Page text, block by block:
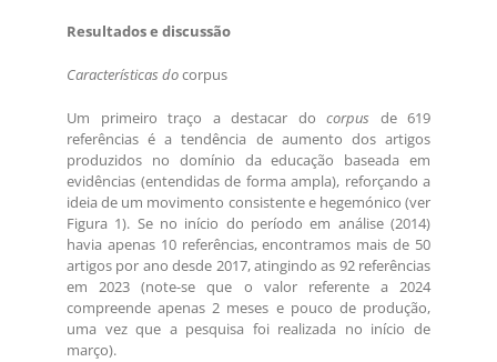
Resultados e discussão
Características docorpus
Um primeiro traço a destacar do corpus de 619
referências é a tendência de aumento dos artigos
produzidos no domínio da educação baseada em
evidências (entendidas de forma ampla), reforçando a
ideia de um movimento consistente e hegemónico (ver
Figura 1). Se no início do período em análise (2014)
havia apenas 10 referências, encontramos mais de 50
artigos por ano desde 2017, atingindo as 92 referências
em 2023 (note-se que o valor referente a 2024
compreende apenas 2 meses e pouco de produção,
uma vez que a pesquisa foi realizada no início de
março).